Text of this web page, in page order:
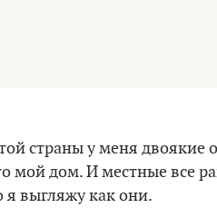
страны у меня
мой дом. И местные все
я выгляжу как они.